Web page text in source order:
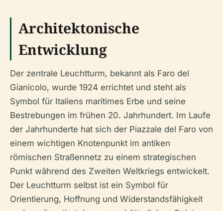
Architektonische
Entwicklung
Der zentrale Leuchtturm, bekannt als Faro del
Gianicolo, wurde 1924 errichtet und steht als
Symbol für Italiens maritimes Erbe und seine
Bestrebungen im frühen 20. Jahrhundert. Im Laufe
der Jahrhunderte hat sich der Piazzale del Faro von
einem wichtigen Knotenpunkt im antiken
römischen Straßennetz zu einem strategischen
Punkt während des Zweiten Weltkriegs entwickelt.
Der Leuchtturm selbst ist ein Symbol für
Orientierung, Hoffnung und Widerstandsfähigkeit